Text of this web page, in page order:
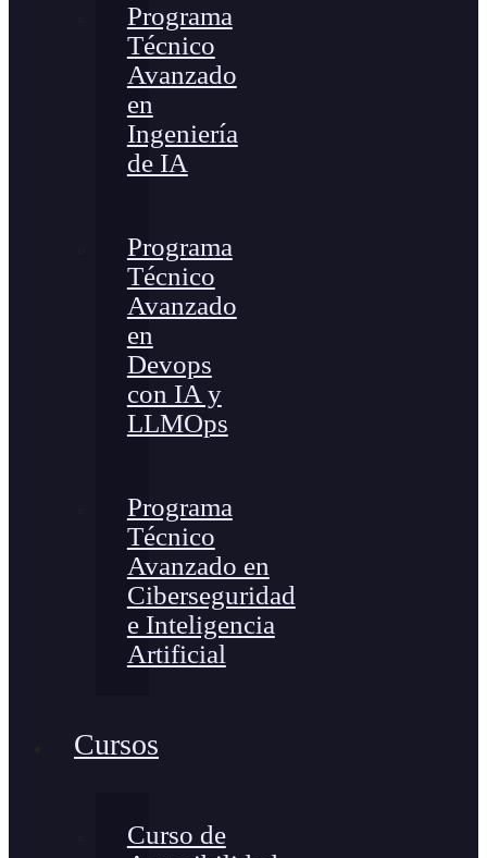
Programa
Técnico
Avanzado
en
Ingeniería
de IA
Programa
Técnico
Avanzado
en
Devops
con IA y
LLMOps
Programa
Técnico
Avanzado en
Ciberseguridad
e Inteligencia
Artificial
Cursos
Curso de